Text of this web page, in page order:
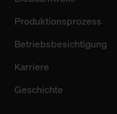
Produktionsprozess
Betriebsbesichtigung
Karriere
Geschichte